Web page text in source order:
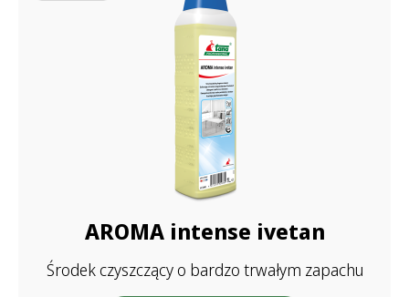
AROMA intense ivetan
Środek czyszczący o bardzo trwałym zapachu